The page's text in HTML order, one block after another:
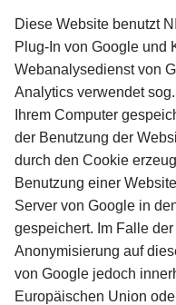
Diese Website benutzt
Plug-In von Google und
Webanalysedienst von
Analytics verwendet
Ihrem Computer
der Benutzung der
durch den Cookie
Benutzung einer
Server von Google in
gespeichert. Im Falle
Anonymisierung auf
von Google jedoch
Europäischen Union